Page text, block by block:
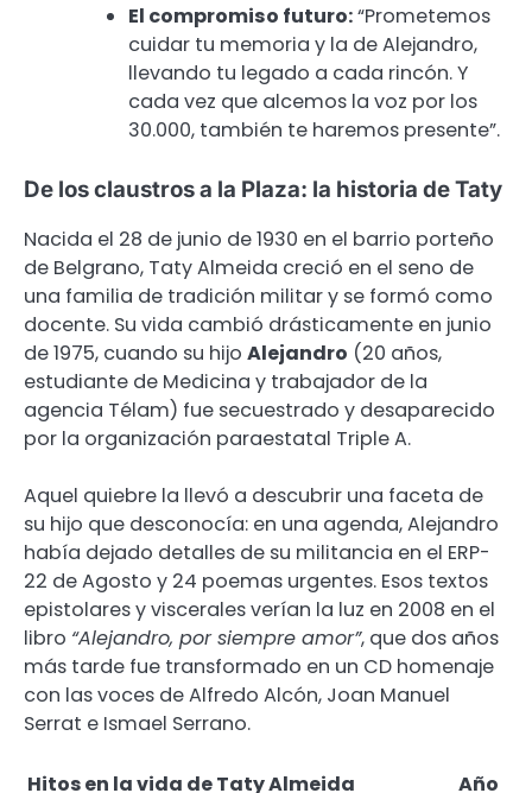
El compromiso futuro:“Prometemos
cuidar tu memoria y la de Alejandro,
llevando tu legado a cada rincón. Y
cada vez que alcemos la voz por los
30.000, también te haremos presente”.
De los claustros a la Plaza: la historia de Taty
Nacida el 28 de junio de 1930 en el barrio porteño
de Belgrano, Taty Almeida creció en el seno de
una familia de tradición militar y se formó como
docente. Su vida cambió drásticamente en junio
de 1975, cuando su hijo Alejandro (20 años,
estudiante de Medicina y trabajador de la
agencia Télam) fue secuestrado y desaparecido
por la organización paraestatal Triple A.
Aquel quiebre la llevó a descubrir una faceta de
su hijo que desconocía: en una agenda, Alejandro
había dejado detalles de su militancia en el ERP-
22 de Agosto y 24 poemas urgentes. Esos textos
epistolares y viscerales verían la luz en 2008 en el
libro “Alejandro, por siempre amor”, que dos años
más tarde fue transformado en un CD homenaje
con las voces de Alfredo Alcón, Joan Manuel
Serrat e Ismael Serrano.
Hitos en la vida de Taty Almeida Año